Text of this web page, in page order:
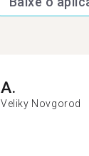
A.
Veliky Novgorod